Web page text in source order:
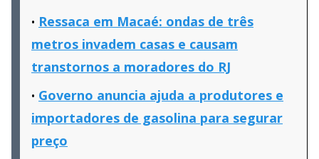
Ressaca em Macaé: ondas de três
metros invadem casas e causam
transtornos a moradores do RJ
Governo anuncia ajuda a produtores e
importadores de gasolina para segurar
preço